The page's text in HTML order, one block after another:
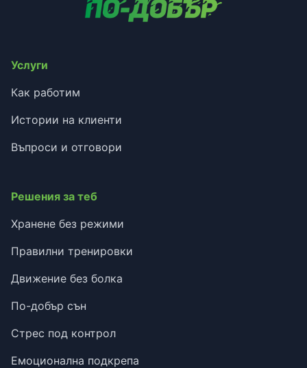
Услуги
Как работим
Истории на клиенти
Въпроси и отговори
Решения за теб
Хранене без режими
Правилни тренировки
Движение без болка
По-добър сън
Стрес под контрол
Емоционална подкрепа